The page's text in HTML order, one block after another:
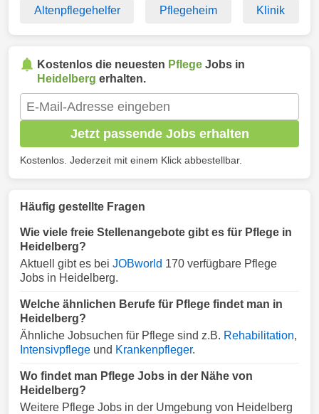
Altenpflegehelfer Pflegeheim Klinik
Kostenlos die neuesten Pflege Jobs in
Heidelberg erhalten.
Jetzt passende Jobs erhalten
Kostenlos. Jederzeit mit einem Klick abbestellbar.
Häufig gestellte Fragen
Wie viele freie Stellenangebote gibt es für Pflege in
Heidelberg?
Aktuell gibt es bei JOBworld 170 verfügbare Pflege
Jobs in Heidelberg.
Welche ähnlichen Berufe für Pflege findet man in
Heidelberg?
Ähnliche Jobsuchen für Pflege sind z.B. Rehabilitation,
Intensivpflege und Krankenpfleger.
Wo findet man Pflege Jobs in der Nähe von
Heidelberg?
Weitere Pflege Jobs in der Umgebung von Heidelberg